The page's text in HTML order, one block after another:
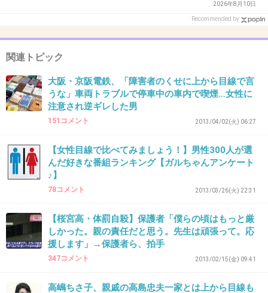
28. 匿名2013/03/01(金) 22:56:27
あれこれ強制し過ぎる先生は嫌だったなあ
+13 -0
小2児童ママです。
学校に子どもを人質にとられているから、先生
に対し私が下手な言い方すれば気に障る
2026年8月10日
Recommended by
関連トピック
大阪・京阪電鉄、「障害者のくせに上から目線で言
うな」車両トラブルで停車中の車内で喫煙…女性に
注意され逆ギレした男
151コメント 2013/04/02(火) 06:27
【女性目線で比べてみましょう！】男性300人が選
んだ好きな番組ランキング【ガルちゃんアンケート
♪】
78コメント 2013/03/26(火) 22:31
【桜宮高・体罰自殺】保護者「僕らの頃はもっと厳
しかった。親の責任だと思う。先生は頑張って。応
援します」→保護者ら、拍手
347コメント 2013/02/15(金) 09:41
高嶋ちさ子、親戚の高島忠夫一家とは上から目線も